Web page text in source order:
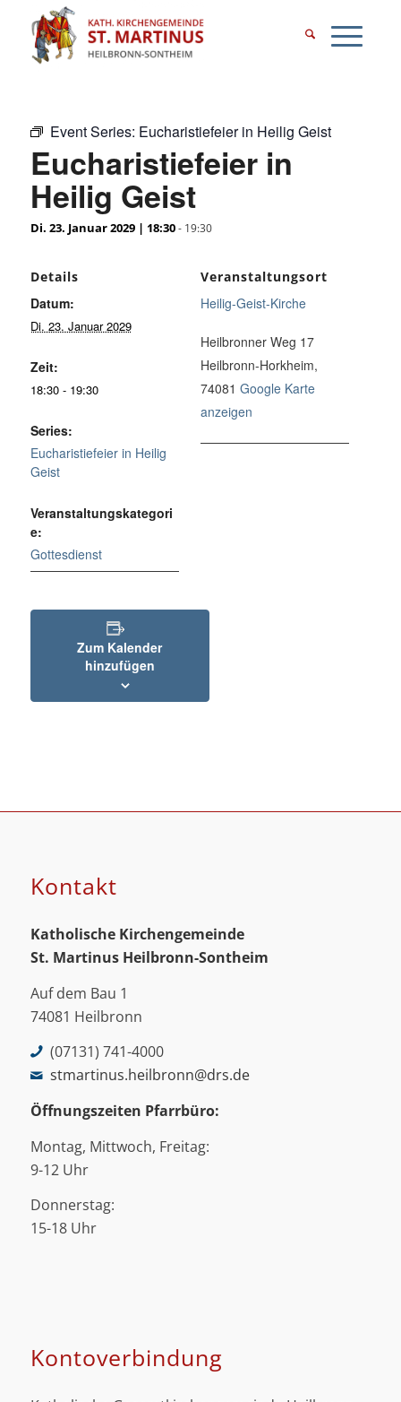
Event Series: Eucharistiefeier in Heilig Geist
Eucharistiefeier in
Heilig Geist
Di. 23. Januar 2029 | 18:30- 19:30
Details
Datum:
Di. 23. Januar 2029
Zeit:
18:30 - 19:30
Series:
Eucharistiefeier in Heilig
Geist
Veranstaltungskategori
e:
Gottesdienst
Veranstaltungsort
Heilig-Geist-Kirche
Heilbronner Weg 17
Heilbronn-Horkheim,
74081 Google Karte
anzeigen
Zum Kalender
hinzufügen
Kontakt
Katholische Kirchengemeinde
St. Martinus Heilbronn-Sontheim
Auf dem Bau 1
74081 Heilbronn
(07131) 741-4000
stmartinus.heilbronn@drs.de
Öffnungszeiten Pfarrbüro:
Montag, Mittwoch, Freitag:
9-12 Uhr
Donnerstag:
15-18 Uhr
Kontoverbindung